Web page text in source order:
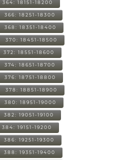
364: 18151-18200
366: 18251-18300
368: 18351-18400
370: 18451-18500
372: 18551-18600
374: 18651-18700
376: 18751-18800
378: 18851-18900
380: 18951-19000
382: 19051-19100
384: 19151-19200
386: 19251-19300
388: 19351-19400